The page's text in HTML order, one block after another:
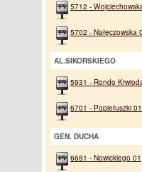
5712 -
5702 - Nałęczowska
AL.SIKORSKIEGO
5931 - Rondo
6701 - Popiełuszki 01
GEN. DUCHA
6681 - Nowickiego 01